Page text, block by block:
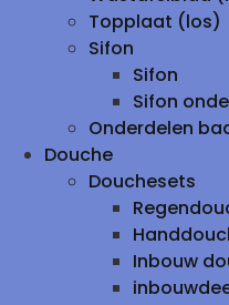
Topplaat (los)
Sifon
Sifon
Sifon
Onderdelen
Douche
Douchesets
Inbouw